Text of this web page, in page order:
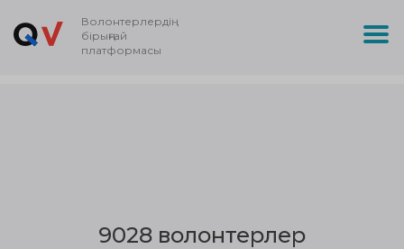
Волонтерлердің
бірыңғай
платформасы
9028 волонтерлер